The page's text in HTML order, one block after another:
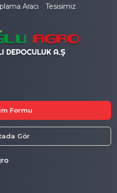
Aracı
Tesisimiz
Formu
Gör